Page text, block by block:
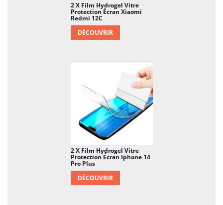
2 X Film Hydrogel Vitre
Protection Écran Xiaomi
Redmi 12C
DÉCOUVRIR
2 X Film Hydrogel Vitre
Protection Écran Iphone 14
Pro Plus
DÉCOUVRIR